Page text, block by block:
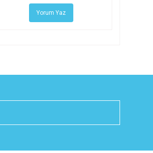
Yorum Yaz